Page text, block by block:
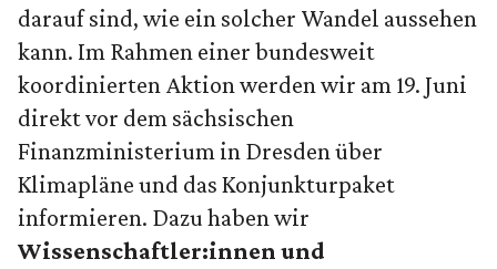
darauf sind, wie ein solcher Wandel aussehen
kann. Im Rahmen einer bundesweit
koordinierten Aktion werden wir am 19. Juni
direkt vor dem sächsischen
Finanzministerium in Dresden über
Klimapläne und das Konjunkturpaket
informieren. Dazu haben wir
Wissenschaftler:innen und